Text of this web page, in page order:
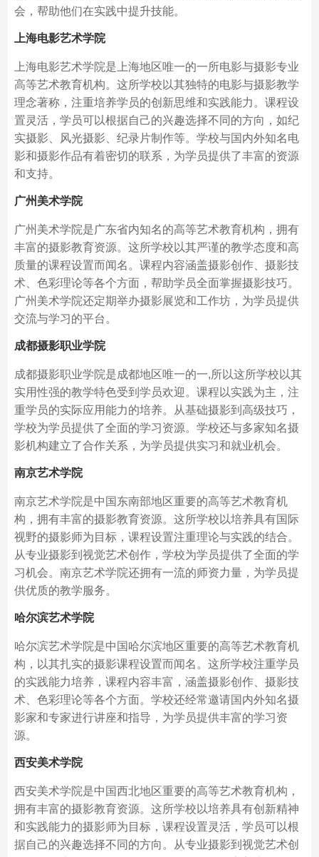
会，帮助他们在实践中提升技能。
上海电影艺术学院
上海电影艺术学院是上海地区唯一的一所电影与摄影专业
高等艺术教育机构。这所学校以其独特的电影与摄影教学
理念著称，注重培养学员的创新思维和实践能力。课程设
置灵活，学员可以根据自己的兴趣选择不同的方向，如纪
实摄影、风光摄影、纪录片制作等。学校与国内外知名电
影和摄影作品有着密切的联系，为学员提供了丰富的资源
和支持。
广州美术学院
广州美术学院是广东省内知名的高等艺术教育机构，拥有
丰富的摄影教育资源。这所学校以其严谨的教学态度和高
质量的课程设置而闻名。课程内容涵盖摄影创作、摄影技
术、色彩理论等各个方面，帮助学员全面掌握摄影技巧。
广州美术学院还定期举办摄影展览和工作坊，为学员提供
交流与学习的平台。
成都摄影职业学院
成都摄影职业学院是成都地区唯一的一,所以这所学校以其
实用性强的教学特色受到学员欢迎。课程以实践为主，注
重学员的实际应用能力的培养。从基础摄影到高级技巧，
学校为学员提供了全面的学习资源。学校还与多家知名摄
影机构建立了合作关系，为学员提供实习和就业机会。
南京艺术学院
南京艺术学院是中国东南部地区重要的高等艺术教育机
构，拥有丰富的摄影教育资源。这所学校以培养具有国际
视野的摄影师为目标，课程设置注重理论与实践的结合。
从专业摄影到视觉艺术创作，学校为学员提供了全面的学
习机会。南京艺术学院还拥有一流的师资力量，为学员提
供优质的教学服务。
哈尔滨艺术学院
哈尔滨艺术学院是中国哈尔滨地区重要的高等艺术教育机
构，以其扎实的摄影课程设置而闻名。这所学校注重学员
的实践能力培养，课程内容丰富，涵盖摄影创作、摄影技
术、色彩理论等各个方面。学校还经常邀请国内外知名摄
影家和专家进行讲座和指导，为学员提供丰富的学习资
源。
西安美术学院
西安美术学院是中国西北地区重要的高等艺术教育机构，
拥有丰富的摄影教育资源。这所学校以培养具有创新精神
和实践能力的摄影师为目标，课程设置灵活，学员可以根
据自己的兴趣选择不同的方向。从专业摄影到视觉艺术创